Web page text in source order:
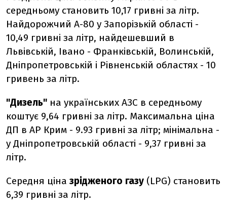
середньому становить 10,17 гривні за літр.
Найдорожчий А-80 у Запорізькій області -
10,49 гривні за літр, найдешевший в
Львівській, Івано - Франківській, Волинській,
Дніпропетровській і Рівненській областях - 10
гривень за літр.
"Дизель" на українських АЗС в середньому
коштує 9,64 гривні за літр. Максимальна ціна
ДП в АР Крим - 9.93 гривні за літр; мінімальна -
у Дніпропетровській області - 9,37 гривні за
літр.
Середня ціна зрідженого газу (LPG) становить
6,39 гривні за літр.